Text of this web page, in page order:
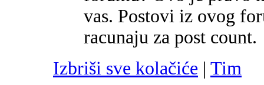
vas. Postovi iz ovog
racunaju za post count.
Izbriši sve kolačiće | Tim